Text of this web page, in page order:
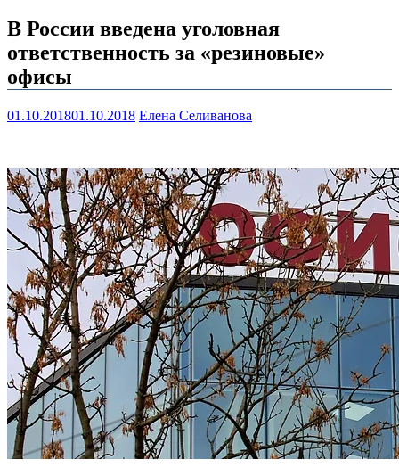
В России введена уголовная
ответственность за «резиновые»
офисы
01.10.201801.10.2018 Елена Селиванова